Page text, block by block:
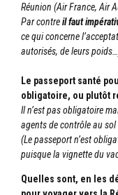
Réunion (Air France, Air
Par contreil faut
ce qui concerne
autorisés, de leurs
Le passeport santé
obligatoire, ou plutôt
Il n’est pas obligatoire
agents de contrôle au sol
(Le passeport n’est
puisque la vignette du
Quelles sont, en les